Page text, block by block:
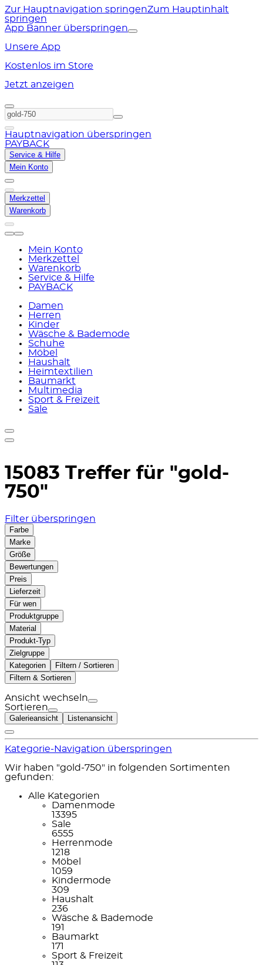
Zur Hauptnavigation springenZum Hauptinhalt
springen
App Banner überspringen
Unsere App
Kostenlos im Store
Jetzt anzeigen
Hauptnavigation überspringen
PAYBACK
Service & Hilfe
Mein Konto
Merkzettel
Warenkorb
Mein Konto
Merkzettel
Warenkorb
Service & Hilfe
PAYBACK
Damen
Herren
Kinder
Wäsche & Bademode
Schuhe
Möbel
Haushalt
Heimtextilien
Baumarkt
Multimedia
Sport & Freizeit
Sale
15083 Treffer für "gold-
750"
Filter überspringen
Farbe
Marke
Größe
Bewertungen
Preis
Lieferzeit
Für wen
Produktgruppe
Material
Produkt-Typ
Zielgruppe
Kategorien
Filtern / Sortieren
Filtern & Sortieren
Ansicht wechseln
Sortieren
Galerieansicht Listenansicht
Kategorie-Navigation überspringen
Wir haben "gold-750" in folgenden Sortimenten
gefunden:
Alle Kategorien
Damenmode
13395
Sale
6555
Herrenmode
1218
Möbel
1059
Kindermode
309
Haushalt
236
Wäsche & Bademode
191
Baumarkt
171
Sport & Freizeit